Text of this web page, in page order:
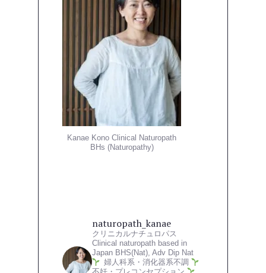
Kanae Kono Clinical Naturopath
BHs (Naturopathy)
naturopath_kanae
クリニカルナチュロパス
Clinical naturopath based in
Japan BHS(Nat), Adv Dip Nat
婦人科系・消化器系不調